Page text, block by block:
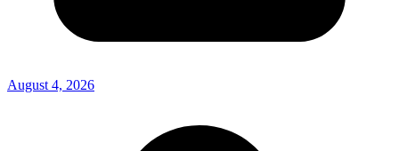
August 4, 2026